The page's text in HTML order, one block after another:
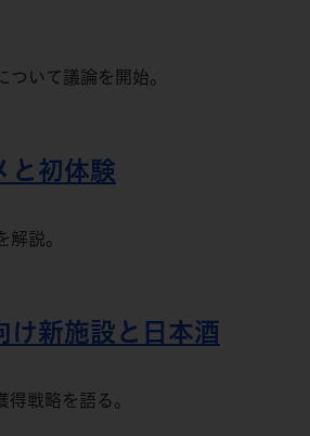
いて議論を開始。
と初体験
説。
新施設と日本酒
戦略を語る。